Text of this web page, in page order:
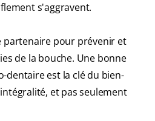
s'aggravent.
pour prévenir et
de la bouche. Une bonne
dentaire est la clé du bien-
et pas seulement